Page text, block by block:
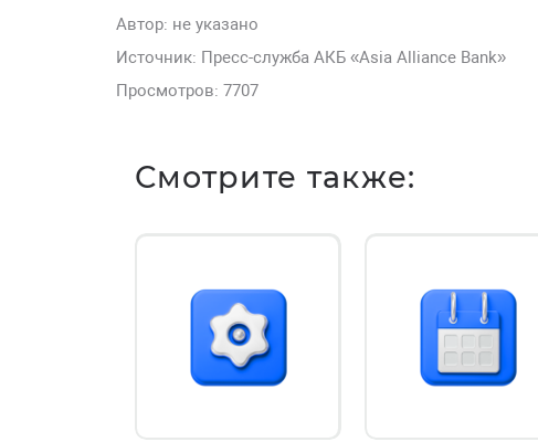
Автор: не указано
Источник: Пресс-служба АКБ «Asia Alliance Bank»
Просмотров: 7707
Смотрите также: